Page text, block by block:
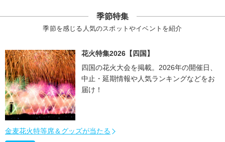
季節特集
季節を感じる人気のスポットやイベントを紹介
花火特集2026【四国】
四国の花火大会を掲載。2026年の開催日、
中止・延期情報や人気ランキングなどをお
届け！
金麦花火特等席＆グッズが当たる